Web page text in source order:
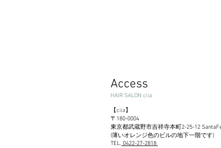
Access
HAIR SALON ciia
【ciia】
〒180-0004
東京都武蔵野市吉祥寺本町2-25-12
(薄いオレンジ色のビルの地下一階です)
TEL. 0422-27-2818